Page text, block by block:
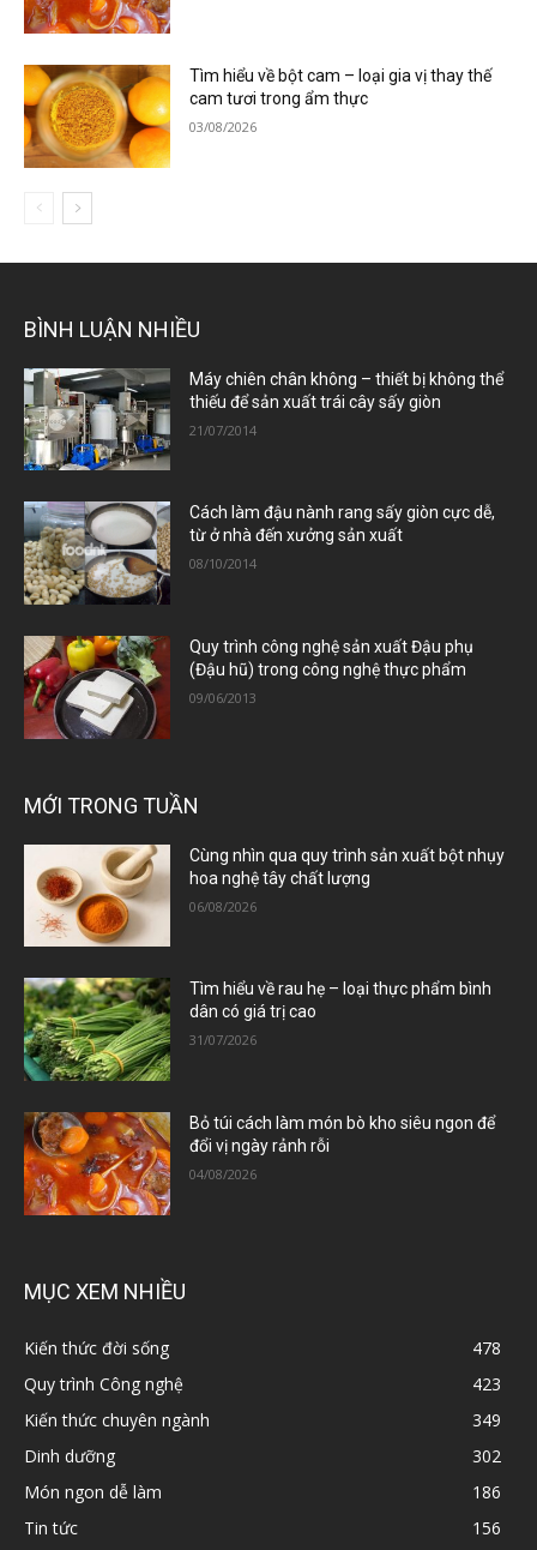
Tìm hiểu về bột cam – loại gia vị thay thế
cam tươi trong ẩm thực
03/08/2026
BÌNH LUẬN NHIỀU
Máy chiên chân không – thiết bị không thể
thiếu để sản xuất trái cây sấy giòn
21/07/2014
Cách làm đậu nành rang sấy giòn cực dễ,
từ ở nhà đến xưởng sản xuất
08/10/2014
Quy trình công nghệ sản xuất Đậu phụ
(Đậu hũ) trong công nghệ thực phẩm
09/06/2013
MỚI TRONG TUẦN
Cùng nhìn qua quy trình sản xuất bột nhụy
hoa nghệ tây chất lượng
06/08/2026
Tìm hiểu về rau hẹ – loại thực phẩm bình
dân có giá trị cao
31/07/2026
Bỏ túi cách làm món bò kho siêu ngon để
đổi vị ngày rảnh rỗi
04/08/2026
MỤC XEM NHIỀU
Kiến thức đời sống
478
Quy trình Công nghệ
423
Kiến thức chuyên ngành
349
Dinh dưỡng
302
Món ngon dễ làm
186
Tin tức
156